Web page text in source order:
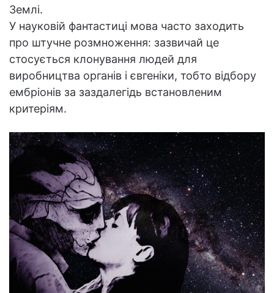
Землі.
У науковій фантастиці мова часто заходить
про штучне розмноження: зазвичай це
стосується клонування людей для
виробництва органів і євгеніки, тобто відбору
ембріонів за заздалегідь встановленим
критеріям.